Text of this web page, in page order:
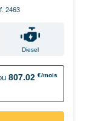
2463
Diesel
807.02 €/mois